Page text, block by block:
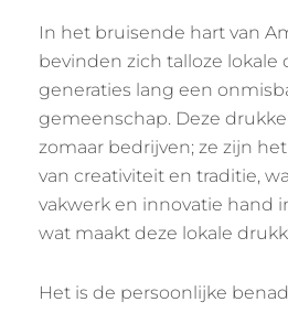
In het bruisende hart van
bevinden zich talloze lokale
generaties lang een
gemeenschap. Deze
zomaar bedrijven; ze zijn
van creativiteit en traditie,
vakwerk en innovatie hand
wat maakt deze lokale
Het is de persoonlijke